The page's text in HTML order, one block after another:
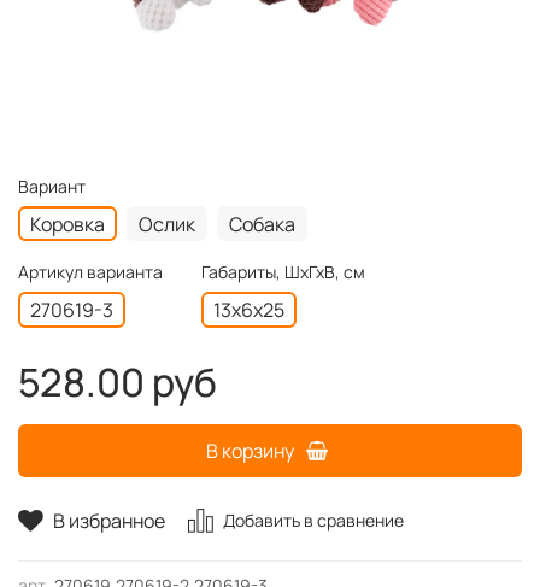
В избранное Добавить в сравнение
Вариант
Коровка Ослик Собака
Артикул варианта
270619-3
Габариты, ШхГхВ, см
13х6х25
528.00 руб
В корзину